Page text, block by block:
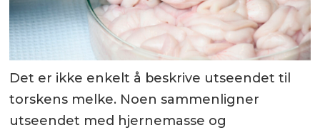
Det er ikke enkelt å beskrive utseendet til
torskens melke. Noen sammenligner
utseendet med hjernemasse og